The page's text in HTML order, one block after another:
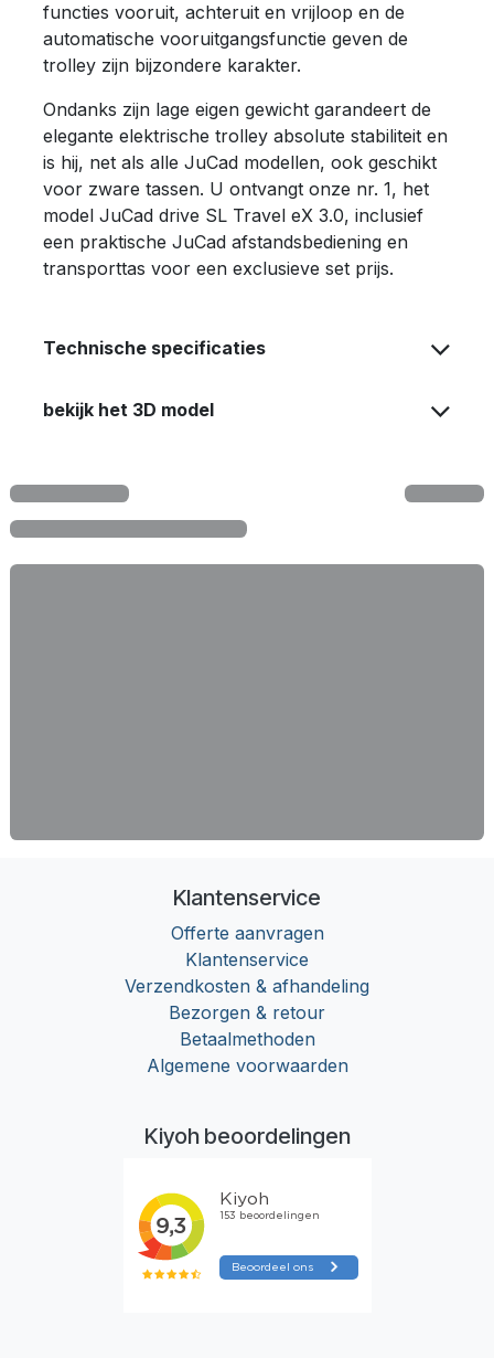
functies vooruit, achteruit en vrijloop en de
automatische vooruitgangsfunctie geven de
trolley zijn bijzondere karakter.
Ondanks zijn lage eigen gewicht garandeert de
elegante elektrische trolley absolute stabiliteit en
is hij, net als alle JuCad modellen, ook geschikt
voor zware tassen. U ontvangt onze nr. 1, het
model JuCad drive SL Travel eX 3.0, inclusief
een praktische JuCad afstandsbediening en
transporttas voor een exclusieve set prijs.
Technische specificaties
bekijk het 3D model
Klantenservice
Offerte aanvragen
Klantenservice
Verzendkosten & afhandeling
Bezorgen & retour
Betaalmethoden
Algemene voorwaarden
Kiyoh beoordelingen